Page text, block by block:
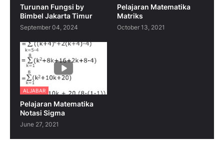
Turunan Fungsi by
Bimbel Jakarta Timur
September 04, 2024
Pelajaran Matematika
Matriks
October 13, 2021
ALJABAR
Pelajaran Matematika
Notasi Sigma
June 27, 2021